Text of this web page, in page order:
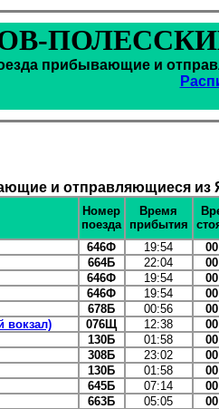
прибывающие и
и отправляющиеся из
Номер
поезда
Время
прибытия
646Ф 19:54
664Б 22:04
646Ф 19:54
646Ф 19:54
678Б 00:56
вокзал)
076Щ 12:38
130Б 01:58
308Б 23:02
130Б 01:58
645Б 07:14
663Б 05:05